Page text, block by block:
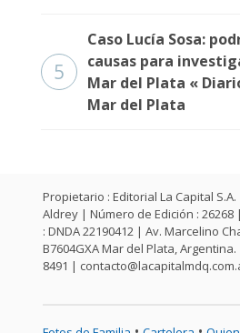
5
Caso Lucía Sosa:
causas para
Mar del Plata «
Mar del Plata
Propietario : Editorial La Capital
Aldrey | Número de Edición :
: DNDA 22190412 | Av. Marcelino
B7604GXA Mar del Plata,
8491 |